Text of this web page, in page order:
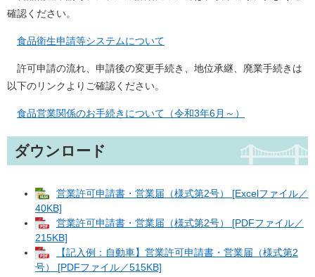
確認ください。
食品衛生申請等システムについて
許可申請の流れ、申請後の変更手続き、地位承継、廃業手続きは
以下のリンクよりご確認ください。
食品営業関係のお手続きについて（令和3年6月～）
ダウンロード
営業許可申請書・営業届（様式第2号） [Excelファイル／
40KB]
営業許可申請書・営業届（様式第2号） [PDFファイル／
215KB]
【記入例：自動車】営業許可申請書・営業届（様式第2
号） [PDFファイル／515KB]